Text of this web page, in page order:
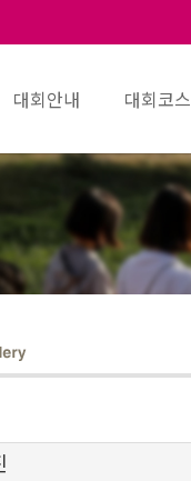
대회안내 대회코스